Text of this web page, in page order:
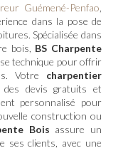
Guémené-Penfao
dans la pose de
Spécialisée dans
bois, BS Charpente
technique pour offrir
Votre charpentier
des devis gratuits et
personnalisé pour
construction ou
Bois assure un
ses clients, avec une